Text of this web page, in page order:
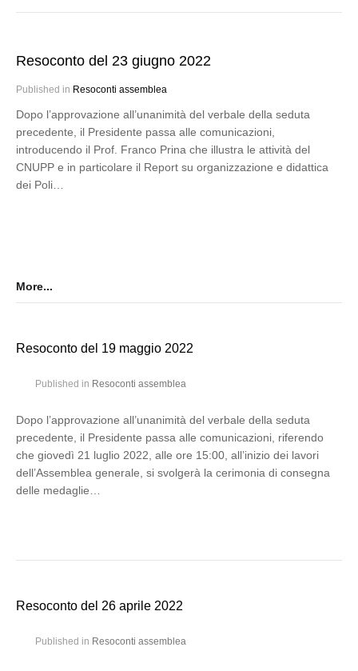
Resoconto del 23 giugno 2022
Published in Resoconti assemblea
Dopo l’approvazione all’unanimità del verbale della seduta
precedente, il Presidente passa alle comunicazioni,
introducendo il Prof. Franco Prina che illustra le attività del
CNUPP e in particolare il Report su organizzazione e didattica
dei Poli…
More...
Resoconto del 19 maggio 2022
Published in Resoconti assemblea
Dopo l’approvazione all’unanimità del verbale della seduta
precedente, il Presidente passa alle comunicazioni, riferendo
che giovedì 21 luglio 2022, alle ore 15:00, all’inizio dei lavori
dell’Assemblea generale, si svolgerà la cerimonia di consegna
delle medaglie…
Resoconto del 26 aprile 2022
Published in Resoconti assemblea